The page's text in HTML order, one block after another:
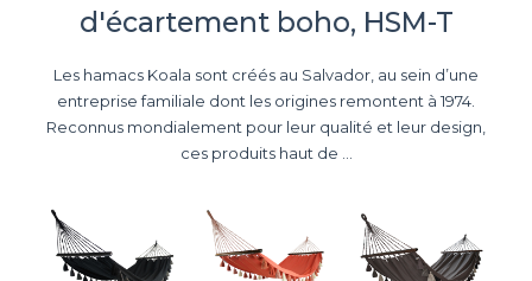
d'écartement boho, HSM-T
Les hamacs Koala sont créés au Salvador, au sein d’une
entreprise familiale dont les origines remontent à 1974.
Reconnus mondialement pour leur qualité et leur design,
ces produits haut de ...